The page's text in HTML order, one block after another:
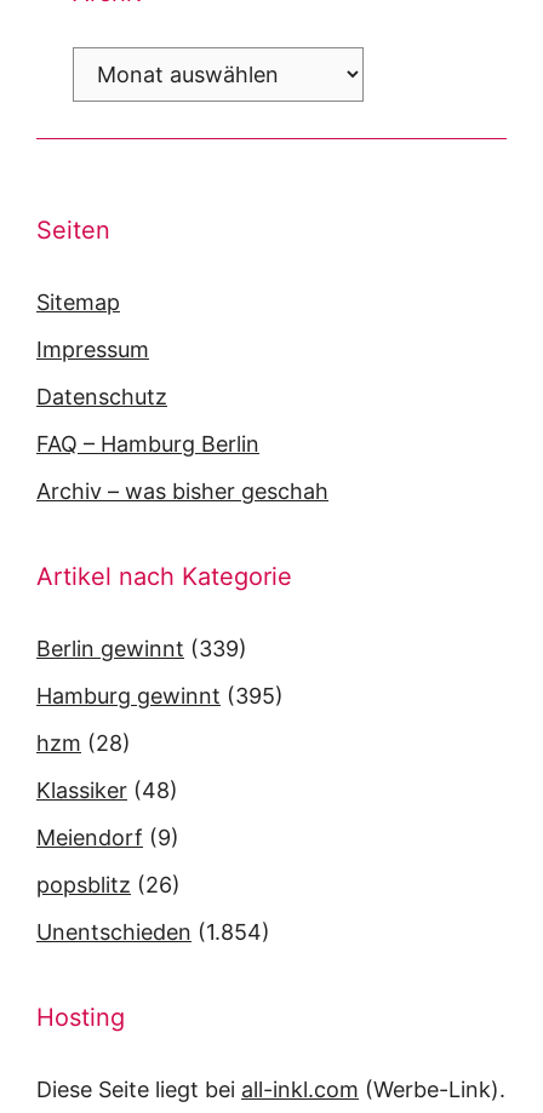
Archiv
Seiten
Sitemap
Impressum
Datenschutz
FAQ – Hamburg Berlin
Archiv – was bisher geschah
Artikel nach Kategorie
Berlin gewinnt (339)
Hamburg gewinnt (395)
hzm (28)
Klassiker (48)
Meiendorf (9)
popsblitz (26)
Unentschieden (1.854)
Hosting
Diese Seite liegt bei all-inkl.com (Werbe-Link).